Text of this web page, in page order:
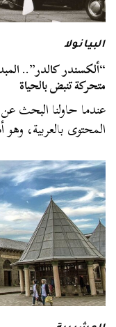
البيانولا
“ألكسندر كالدر”..
متحركة تنبض بالحياة
عندما حاولنا البحث
المحتوى بالعربية،